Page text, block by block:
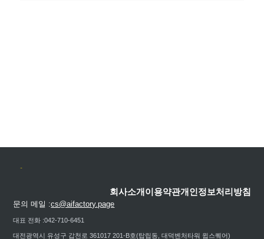
회사소개 이용약관개인정보처리방침
문의 메일 :cs@aifactory.page
대표 전화 :042-710-6451
대전광역시 유성구 갑천로 361017 201-B호(탑립동, 대덕벤처타워 윕스퀘어)